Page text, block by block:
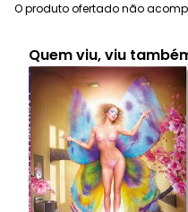
O produto ofertado não
Quem viu, viu